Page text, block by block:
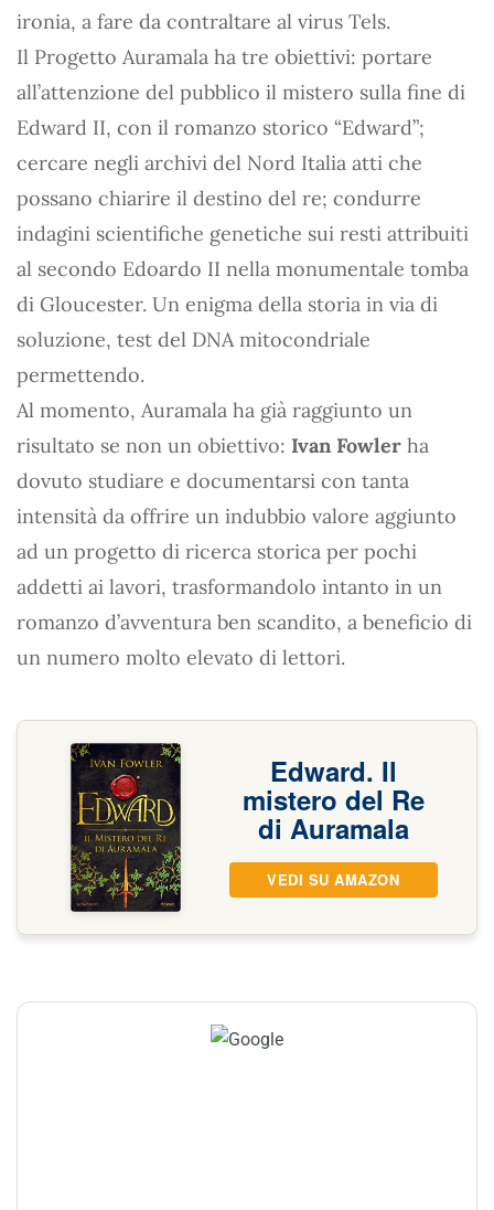
ironia, a fare da contraltare al virus Tels.
Il Progetto Auramala ha tre obiettivi: portare
all’attenzione del pubblico il mistero sulla fine di
Edward II, con il romanzo storico “Edward”;
cercare negli archivi del Nord Italia atti che
possano chiarire il destino del re; condurre
indagini scientifiche genetiche sui resti attribuiti
al secondo Edoardo II nella monumentale tomba
di Gloucester. Un enigma della storia in via di
soluzione, test del DNA mitocondriale
permettendo.
Al momento, Auramala ha già raggiunto un
risultato se non un obiettivo: Ivan Fowler ha
dovuto studiare e documentarsi con tanta
intensità da offrire un indubbio valore aggiunto
ad un progetto di ricerca storica per pochi
addetti ai lavori, trasformandolo intanto in un
romanzo d’avventura ben scandito, a beneficio di
un numero molto elevato di lettori.
Edward. Il
mistero del Re
di Auramala
VEDI SU AMAZON